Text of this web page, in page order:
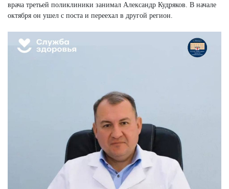
врача третьей поликлиники занимал Александр Кудряков. В начале
октября он ушел с поста и переехал в другой регион.